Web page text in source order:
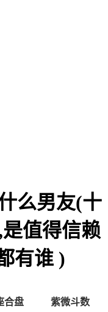
么男友(十
值得信赖
有谁 )
合盘 紫微斗数